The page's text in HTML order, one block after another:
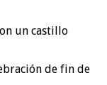
un castillo
de fin de